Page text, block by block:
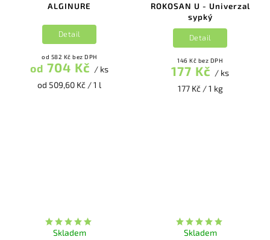
ALGINURE
od 582 Kč bez DPH
od 704 Kč / ks
od 509,60 Kč / 1 l
Detail
ROKOSAN U - Univerzal
sypký
146 Kč bez DPH
177 Kč / ks
177 Kč / 1 kg
Detail
Skladem Skladem